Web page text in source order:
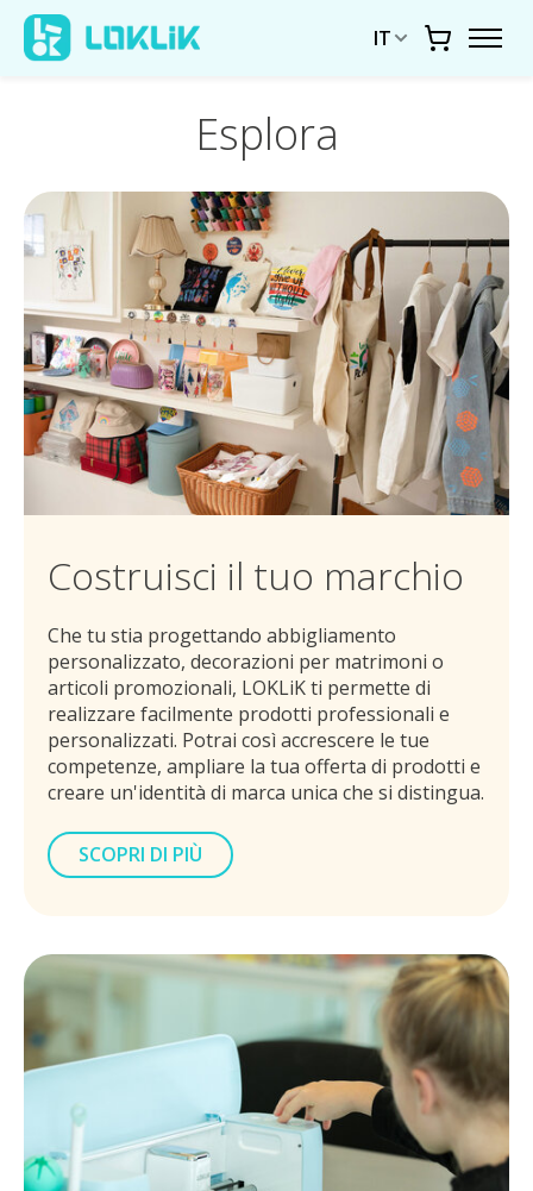
IT Carrello
Esplora
Costruisci il tuo marchio
Che tu stia progettando abbigliamento
personalizzato, decorazioni per matrimoni o
articoli promozionali, LOKLiK ti permette di
realizzare facilmente prodotti professionali e
personalizzati. Potrai così accrescere le tue
competenze, ampliare la tua offerta di prodotti e
creare un'identità di marca unica che si distingua.
SCOPRI DI PIÙSU COME UTILIZZARE LOKLIK NELLA TUA